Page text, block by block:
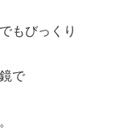
もびっくり
で